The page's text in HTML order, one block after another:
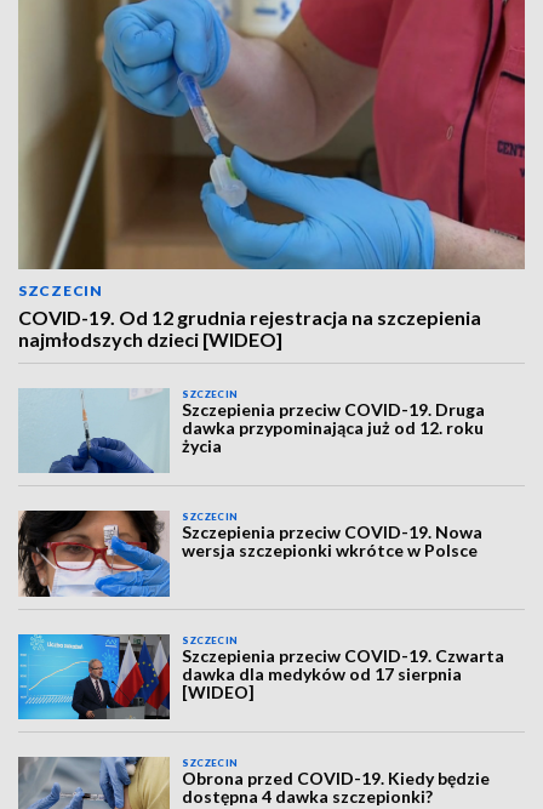
SZCZECIN
COVID-19. Od 12 grudnia rejestracja na szczepienia
najmłodszych dzieci [WIDEO]
SZCZECIN
Szczepienia przeciw COVID-19. Druga
dawka przypominająca już od 12. roku
życia
SZCZECIN
Szczepienia przeciw COVID-19. Nowa
wersja szczepionki wkrótce w Polsce
SZCZECIN
Szczepienia przeciw COVID-19. Czwarta
dawka dla medyków od 17 sierpnia
[WIDEO]
SZCZECIN
Obrona przed COVID-19. Kiedy będzie
dostępna 4 dawka szczepionki?